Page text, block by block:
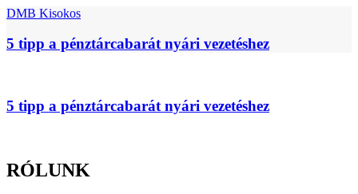
DMB Kisokos
5 tipp a pénztárcabarát nyári vezetéshez
5 tipp a pénztárcabarát nyári vezetéshez
RÓLUNK